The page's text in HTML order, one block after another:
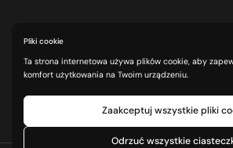
Pliki cookie
Ta strona internetowa używa plików cookie, aby
komfort użytkowania na Twoim urządzeniu.
Zaakceptuj wszystkie pliki
Odrzuć wszystkie